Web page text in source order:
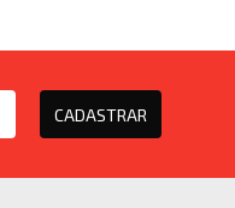
CADASTRAR